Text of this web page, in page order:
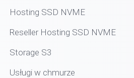
Hosting SSD NVME
Reseller Hosting SSD NVME
Storage S3
Usługi w chmurze